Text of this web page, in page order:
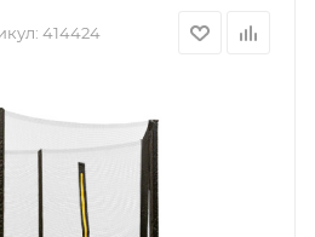
414424